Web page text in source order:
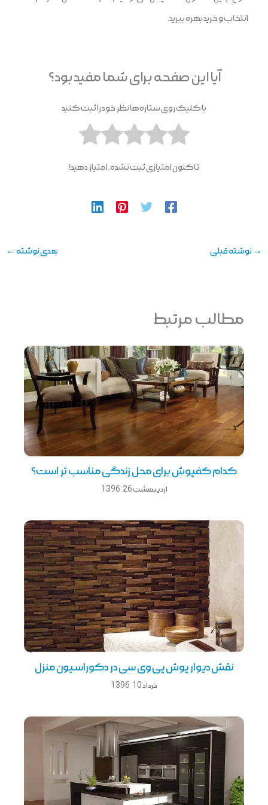
انتخاب و خرید بهره ببرید.
آیا این صفحه برای شما مفید بود؟
با کلیک روی ستاره‌ها نظر خود را ثبت کنید
تاکنون امتیازی ثبت نشده. امتیاز دهید!
→ نوشته قبلی بعدی نوشته ←
مطالب مرتبط
کدام کفپوش برای محل زندگی مناسب تر است؟
اردیبهشت 26, 1396
نقش ديوار پوش پی وی سی در دکوراسيون منزل
خرداد 10, 1396